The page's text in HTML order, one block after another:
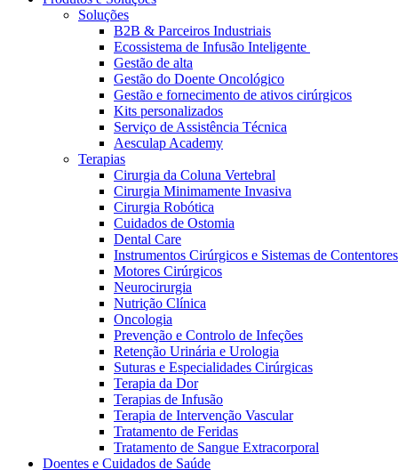
Terapias
Cuidados Domiciliários
Vagas disponíveis
Descubra as tuas oportunidades de carreira na B. Braun.
Media
Contactos
Soluções
B2B & Parceiros Industriais
Ecossistema de Infusão Inteligente
Gestão de alta
Gestão do Doente Oncológico
Gestão e fornecimento de ativos cirúrgicos
Kits personalizados
Serviço de Assistência Técnica
Aesculap Academy
Terapias
Cirurgia da Coluna Vertebral
Cirurgia Minimamente Invasiva
Cirurgia Robótica
Cuidados de Ostomia
Dental Care
Instrumentos Cirúrgicos e Sistemas de
Motores Cirúrgicos
Neurocirurgia
Nutrição Clínica
Oncologia
Prevenção e Controlo de Infeções
Retenção Urinária e Urologia
Suturas e Especialidades Cirúrgicas
Terapia da Dor
Terapias de Infusão
Terapia de Intervenção Vascular
Tratamento de Feridas
Tratamento de Sangue Extracorporal
Doentes e Cuidados de Saúde